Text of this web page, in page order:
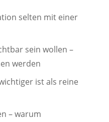
selten mit einer
sein wollen –
werden
ist als reine
– warum